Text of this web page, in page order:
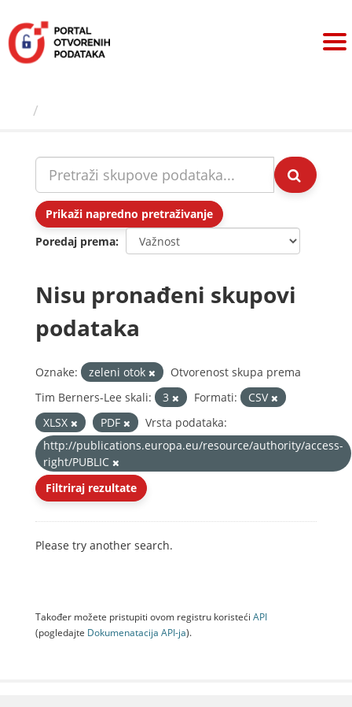
sadržaj
Prikaži napredno pretraživanje
Poredaj prema
Nisu pronađeni skupovi
podataka
Oznake: zeleni otok
Otvorenost skupa prema
Tim Berners-Lee skali:
3 Formati:
CSV
XLSX
PDF
Vrsta podataka:
http://publications.europa.eu/resource/authority/access-
right/PUBLIC
Filtriraj rezultate
Please try another search.
Također možete pristupiti ovom registru koristeći API
(pogledajte Dokumenаtаcijа API-jа).